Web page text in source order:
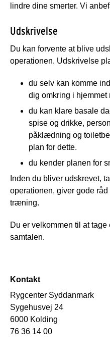
lindre dine smerter. Vi
Udskrivelse
Du kan forvente at blive
operationen. Udskrivelse
du selv kan komme
dig omkring i
du kan klare basale
spise og drikke,
påklædning og
plan for dette.
du kender planen for
Inden du bliver udskrevet,
operationen, giver gode
træning.
Du er velkommen til at tage
samtalen.
Kontakt
Rygcenter Syddanmark
Sygehusvej 24
6000 Kolding
76 36 14 00